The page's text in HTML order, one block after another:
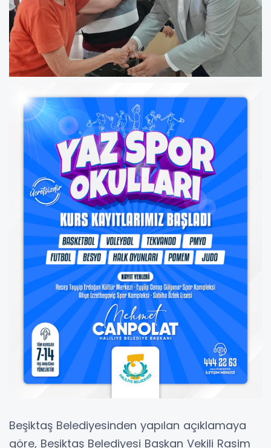
Beşiktaş Belediyesinden yapılan açıklamaya
göre, Beşiktaş Belediyesi Başkan Vekili Rasim